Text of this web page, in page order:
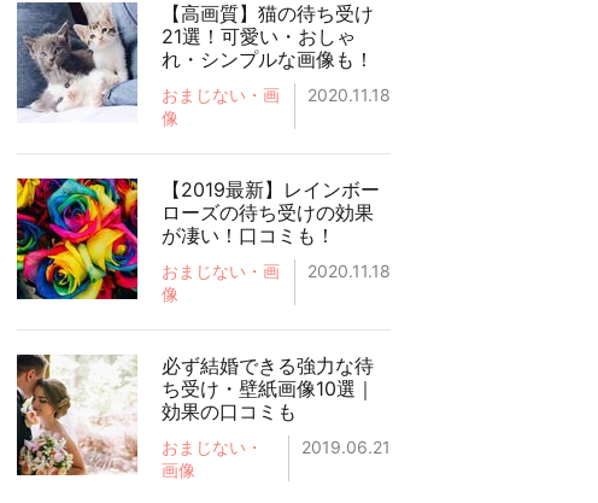
【高画質】猫の待ち受け
21選！可愛い・おしゃ
れ・シンプルな画像も！
おまじない・画
像
2020.11.18
【2019最新】レインボー
ローズの待ち受けの効果
が凄い！口コミも！
おまじない・画
像
2020.11.18
必ず結婚できる強力な待
ち受け・壁紙画像10選｜
効果の口コミも
おまじない・
画像
2019.06.21